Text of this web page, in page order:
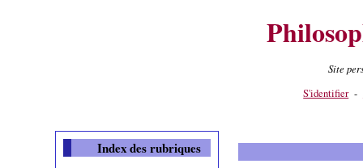
Site
S'identifier -
Index des rubriques